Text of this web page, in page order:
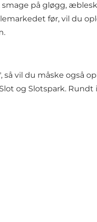
på gløgg,
før, vil du
vil du måske også
og Slotspark.